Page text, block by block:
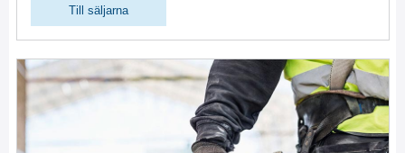
Till säljarna